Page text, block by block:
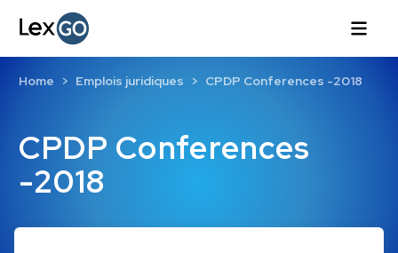
CPDP Conferences
-2018
Home Emplois juridiques CPDP Conferences -2018